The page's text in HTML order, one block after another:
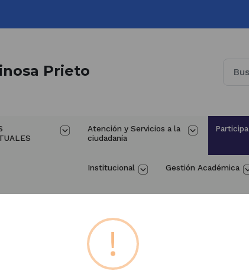
Prieto
Atención y Servicios a la
ciudadanía
Participa
Institucional Gestión Académica
!